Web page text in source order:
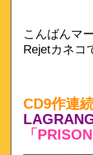
こんばんマ
Rejetカネコ
CD9作連
「